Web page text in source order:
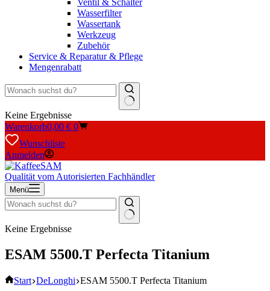
Ventil & Schalter
Wasserfilter
Wassertank
Werkzeug
Zubehör
Service & Reparatur & Pflege
Mengenrabatt
Keine Ergebnisse
Warenkorb0,00 € 0
Wunschliste
Anmelden
Qualität vom Autorisierten Fachhändler
Menü
Keine Ergebnisse
ESAM 5500.T Perfecta Titanium
Start DeLonghi ESAM 5500.T Perfecta Titanium